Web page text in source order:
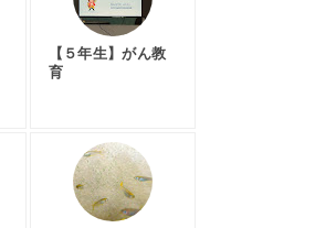
【５年生】がん教
育